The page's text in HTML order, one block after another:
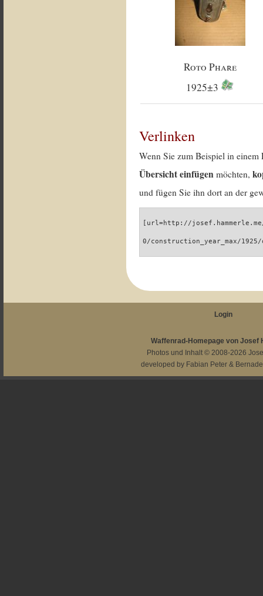
Roto Phare
1925±3
Verlinken
Wenn Sie zum Beispiel in
Übersicht einfügen möchten,
und fügen Sie ihn dort an der
[url=http://
0/construction_year_max/
Login
Waffenrad-Homepage von Josef
Photos und Inhalt © 2008-2026
developed by Fabian Peter &